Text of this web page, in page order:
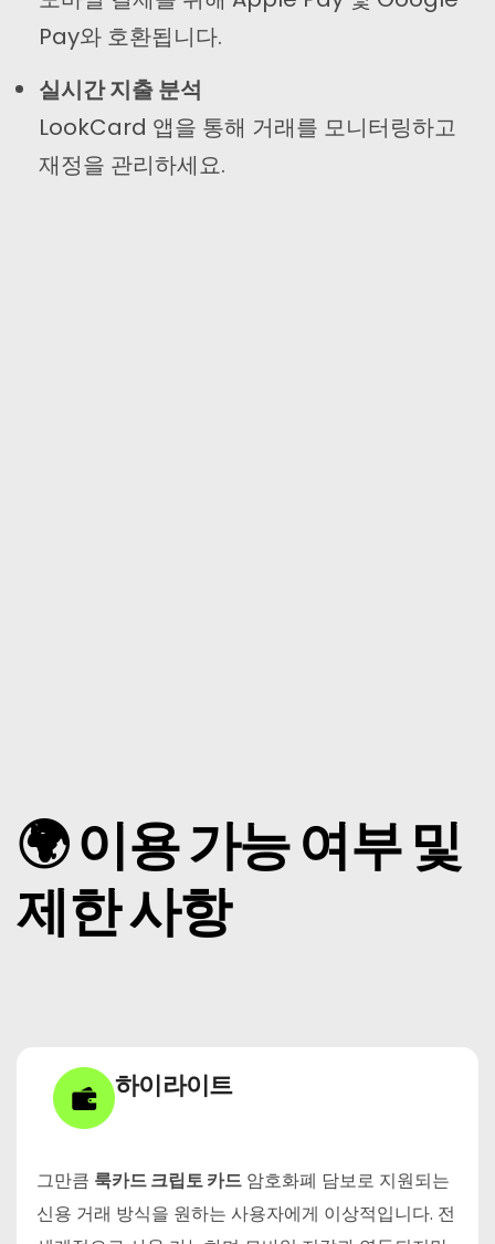
Pay와 호환됩니다.
실시간 지출 분석
LookCard 앱을 통해 거래를 모니터링하고
재정을 관리하세요.
🌍 이용 가능 여부 및
제한 사항
하이라이트
그만큼 룩카드 크립토 카드 암호화폐 담보로 지원되는
신용 거래 방식을 원하는 사용자에게 이상적입니다. 전